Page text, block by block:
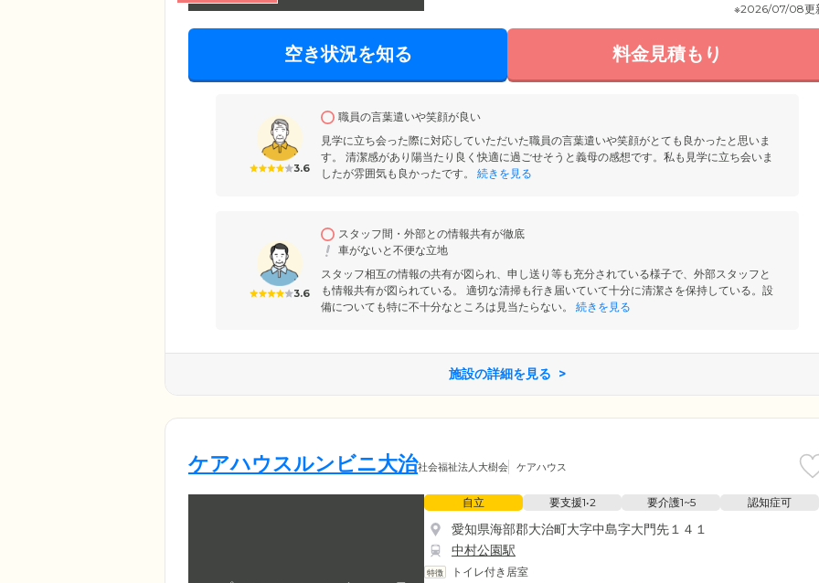
※2026/07/08更
空き状況を知る 料金見積もり
3.6
職員の言葉遣いや笑顔が良い
見学に立ち会った際に対応していただいた職員の言葉遣いや笑顔がとても良かったと思いま
す。 清潔感があり陽当たり良く快適に過ごせそうと義母の感想です。私も見学に立ち会いま
したが雰囲気も良かったです。
続きを見る
3.6
スタッフ間・外部との情報共有が徹底
車がないと不便な立地
スタッフ相互の情報の共有が図られ、申し送り等も充分されている様子で、外部スタッフと
も情報共有が図られている。 適切な清掃も行き届いていて十分に清潔さを保持している。設
備についても特に不十分なところは見当たらない。
続きを見る
施設の詳細を見る
ケアハウスルンビニ大治社会福祉法人大樹会 ケアハウス
自立 要支援1•2 要介護1~5 認知症可
愛知県海部郡大治町大字中島字大門先１４１
中村公園駅
トイレ付き居室